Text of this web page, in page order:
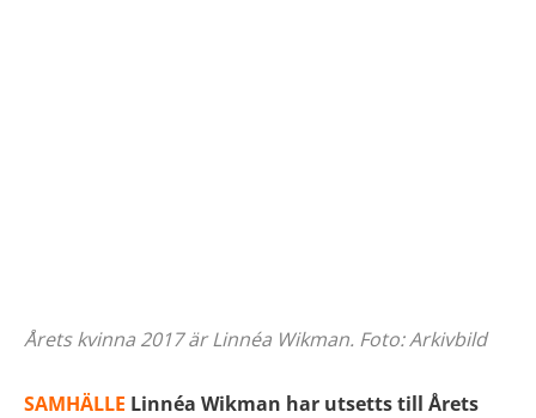
Årets kvinna 2017 är Linnéa Wikman. Foto: Arkivbild
SAMHÄLLE Linnéa Wikman har utsetts till Årets